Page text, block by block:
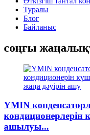
Туралы
Блог
Байланыс
соңғы
YMIN
кондиционерлерін
ашылуы...